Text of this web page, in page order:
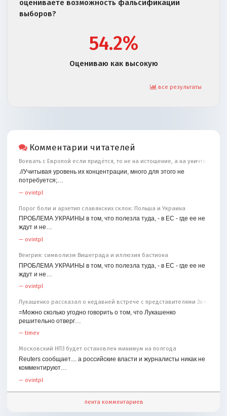
оцениваете возможность фальсификации
выборов?
54.2%
Оцениваю как высокую
все результаты
Комментарии читателей
Воевать с Европой если придётся, то не на истощение, а на уничтожение
.//Учитывая уровень их концентрации, много для этого не
потребуется;…
— ovintpl
Порог боли и архетип славянских склок: Польша и Украина
ПРОБЛЕМА УКРАИНЫ в том, что полезла туда, - в ЕС - где ее не
ждут и не…
— ovintpl
Венгрия: символизм Вишеграда и иллюзия бастиона
ПРОБЛЕМА УКРАИНЫ в том, что полезла туда, - в ЕС - где ее не
ждут и не…
— ovintpl
Лукашенко рассказал о недавней встрече с представителями
=Можно сколько угодно говорить о том, что Лукашенко
решительно отверг…
—timev
Московский НПЗ будет остановлен минимум на полгода
Reuters сообщает.... а российские власти и журналисты никак не
комментируют…
— ovintpl
лента комментариев